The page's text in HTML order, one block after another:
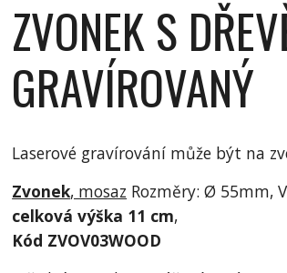
ZVONEK S
GRAVÍROVANÝ
Laserové gravírování může být na
Zvonek, mosaz Rozměry: Ø 55mm,
celková výška 11 cm,
Kód ZVOV03WOOD